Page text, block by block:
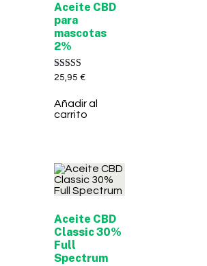
Aceite CBD
para
mascotas
2%
Valorado con
25,95 €
Añadir al
carrito
Aceite CBD
Classic 30%
Full
Spectrum